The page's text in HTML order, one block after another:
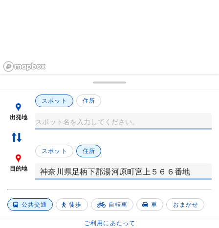
出発地
スポット 住所
目的地
スポット 住所
公共交通 徒歩 自転車 車 おまかせ
ご利用にあたって